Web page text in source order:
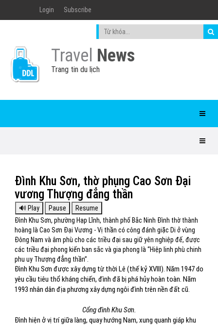
Login Subscribe
Travel News
Trang tin du lịch
Đình Khu Sơn, thờ phụng Cao Sơn Đại
vương Thượng đẳng thần
Đình Khu Sơn, phường Hạp Lĩnh, thành phố Bắc Ninh Đình thờ thành
hoàng là Cao Sơn Đại Vương - Vị thần có công đánh giặc Di ở vùng
Đông Nam và âm phù cho các triều đại sau giữ yên nghiệp đế, được
các triều đại phong kiến ban sắc và gia phong là “Hiệp linh phù chinh
phu uy Thượng đẳng thần”.
Đình Khu Sơn được xây dựng từ thời Lê (thế kỷ XVIII). Năm 1947 do
yêu cầu tiêu thổ kháng chiến, đình đã bị phá hủy hoàn toàn. Năm
1993 nhân dân địa phương xây dựng ngôi đình trên nền đất cũ.
Cổng đình Khu Sơn.
Đình hiện ở vị trí giữa làng, quay hướng Nam, xung quanh giáp khu